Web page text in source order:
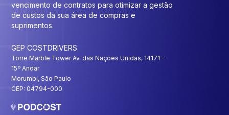
vencimento de contratos para otimizar a gestão
de custos da sua área de compras e
suprimentos.
GEP COSTDRIVERS
Torre Marble Tower Av. das Nações Unidas, 14171 -
15º Andar
Morumbi, São Paulo
CEP: 04794-000